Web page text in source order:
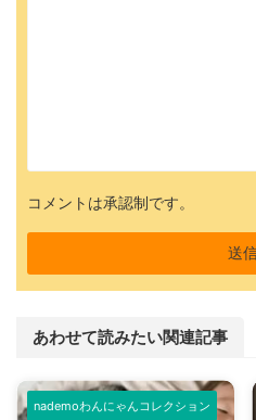
コメントは承認制です。
あわせて読みたい関連記事
nademoわんにゃんコレクション